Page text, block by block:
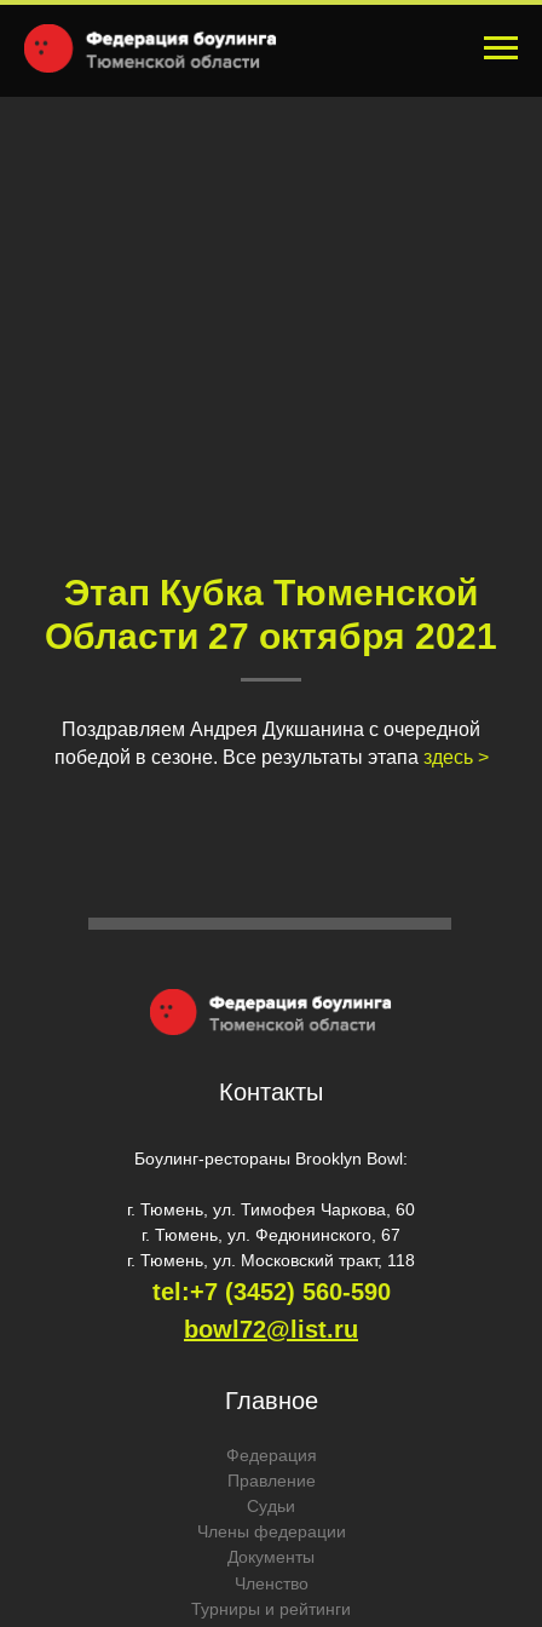
Этап Кубка Тюменской
Области 27 октября 2021
Поздравляем Андрея Дукшанина с очередной
победой в сезоне. Все результаты этапа здесь >
Контакты
Боулинг-рестораны Brooklyn Bowl:
г. Тюмень, ул. Тимофея Чаркова, 60
г. Тюмень, ул. Федюнинского, 67
г. Тюмень, ул. Московский тракт, 118
tel:+7 (3452) 560-590
bowl72@list.ru
Главное
Федерация
Правление
Судьи
Члены федерации
Документы
Членство
Турниры и рейтинги